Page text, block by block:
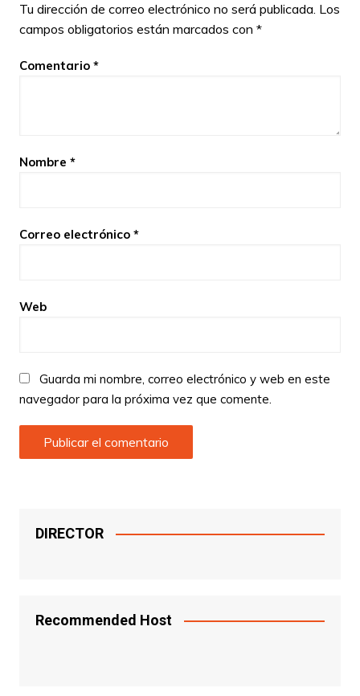
Tu dirección de correo electrónico no será publicada. Los
campos obligatorios están marcados con *
Comentario *
Nombre *
Correo electrónico *
Web
Guarda mi nombre, correo electrónico y web en este
navegador para la próxima vez que comente.
DIRECTOR
Recommended Host